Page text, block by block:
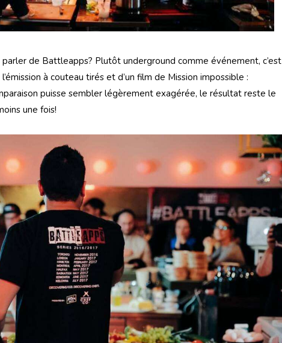
de Battleapps? Plutôt underground comme événement, c’est
à couteau tirés et d’un film de Mission impossible :
puisse sembler légèrement exagérée, le résultat reste le
une fois!